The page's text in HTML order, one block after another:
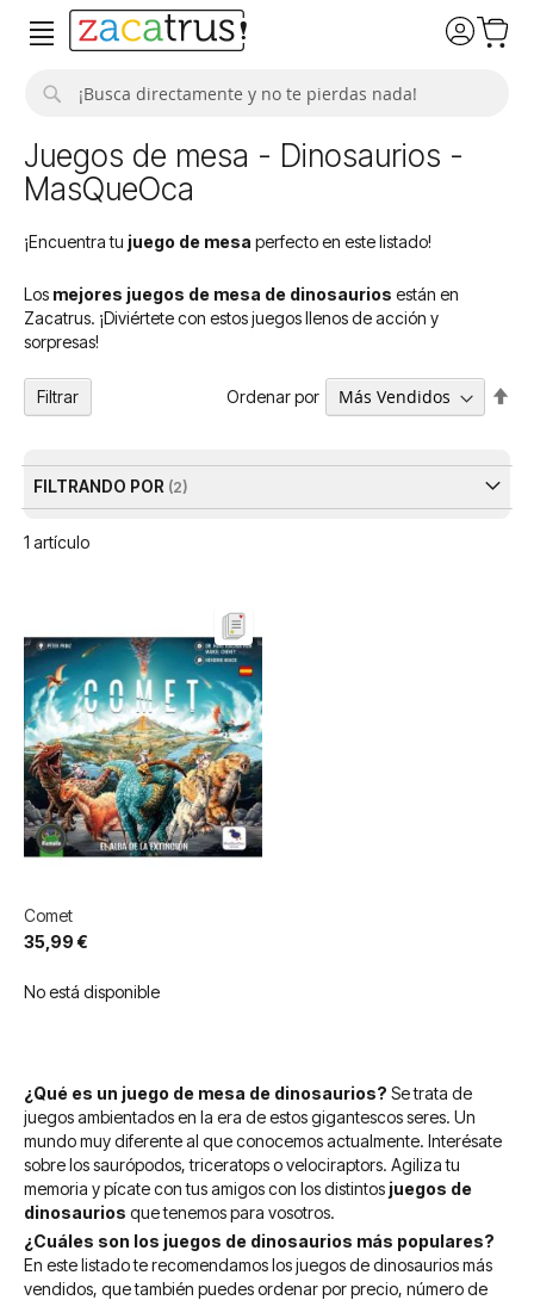
Juegos de mesa - Dinosaurios -
MasQueOca
¡Encuentra tu juego de mesa perfecto en este listado!
Los mejores juegos de mesa de dinosaurios están en
Zacatrus. ¡Diviértete con estos juegos llenos de acción y
sorpresas!
1 artículo
Ordenar por
Comet
35,99 €
No está disponible
¿Qué es un juego de mesa de dinosaurios? Se trata de
juegos ambientados en la era de estos gigantescos seres. Un
mundo muy diferente al que conocemos actualmente. Interésate
sobre los saurópodos, triceratops o velociraptors. Agiliza tu
memoria y pícate con tus amigos con los distintos juegos de
dinosaurios que tenemos para vosotros.
¿Cuáles son los juegos de dinosaurios más populares?
En este listado te recomendamos los juegos de dinosaurios más
vendidos, que también puedes ordenar por precio, número de
Filtrar
FILTRANDO POR